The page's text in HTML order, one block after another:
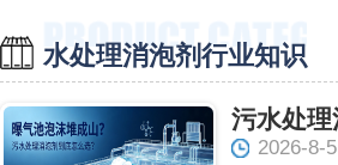
水处理消泡剂行业知识
2026-8-5